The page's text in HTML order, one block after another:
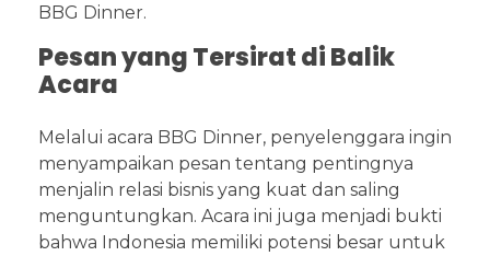
BBG Dinner.
Pesan yang Tersirat di Balik
Acara
Melalui acara BBG Dinner, penyelenggara ingin
menyampaikan pesan tentang pentingnya
menjalin relasi bisnis yang kuat dan saling
menguntungkan. Acara ini juga menjadi bukti
bahwa Indonesia memiliki potensi besar untuk